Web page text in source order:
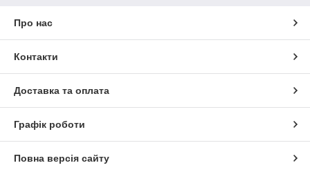
Про нас
Контакти
Доставка та оплата
Графік роботи
Повна версія сайту